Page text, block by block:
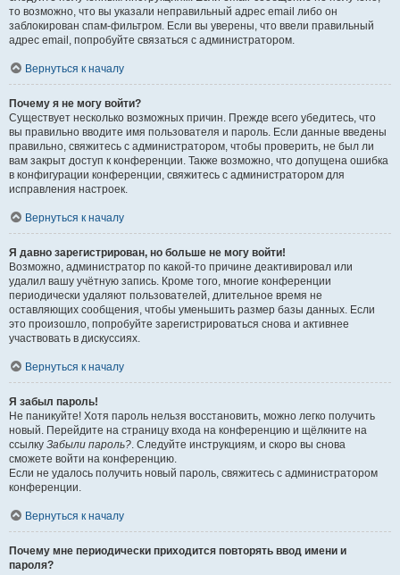
то возможно, что вы указали неправильный адрес email либо он
заблокирован спам-фильтром. Если вы уверены, что ввели правильный
адрес email, попробуйте связаться с администратором.
Вернуться к началу
Почему я не могу войти?
Существует несколько возможных причин. Прежде всего убедитесь, что
вы правильно вводите имя пользователя и пароль. Если данные введены
правильно, свяжитесь с администратором, чтобы проверить, не был ли
вам закрыт доступ к конференции. Также возможно, что допущена ошибка
в конфигурации конференции, свяжитесь с администратором для
исправления настроек.
Вернуться к началу
Я давно зарегистрирован, но больше не могу войти!
Возможно, администратор по какой-то причине деактивировал или
удалил вашу учётную запись. Кроме того, многие конференции
периодически удаляют пользователей, длительное время не
оставляющих сообщения, чтобы уменьшить размер базы данных. Если
это произошло, попробуйте зарегистрироваться снова и активнее
участвовать в дискуссиях.
Вернуться к началу
Я забыл пароль!
Не паникуйте! Хотя пароль нельзя восстановить, можно легко получить
новый. Перейдите на страницу входа на конференцию и щёлкните на
ссылку Забыли пароль?. Следуйте инструкциям, и скоро вы снова
сможете войти на конференцию.
Если не удалось получить новый пароль, свяжитесь с администратором
конференции.
Вернуться к началу
Почему мне периодически приходится повторять ввод имени и
пароля?